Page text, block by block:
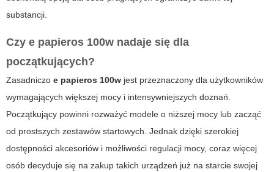
substancji.
Czy e papieros 100w nadaje się dla
początkujących?
Zasadniczo e papieros 100w jest przeznaczony dla użytkowników
wymagających większej mocy i intensywniejszych doznań.
Początkujący powinni rozważyć modele o niższej mocy lub zacząć
od prostszych zestawów startowych. Jednak dzięki szerokiej
dostępności akcesoriów i możliwości regulacji mocy, coraz więcej
osób decyduje się na zakup takich urządzeń już na starcie swojej